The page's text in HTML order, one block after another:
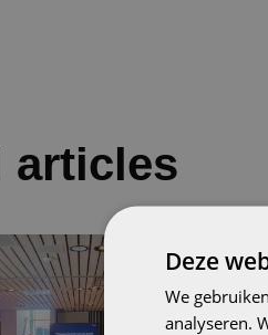
articles
01
OKT
Deze
We
analyseren.